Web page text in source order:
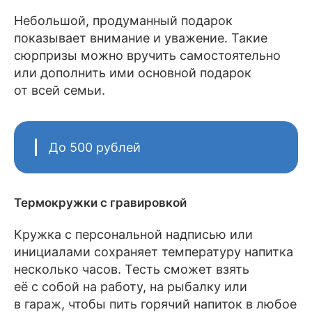
Небольшой, продуманный подарок
показывает внимание и уважение. Такие
сюрпризы можно вручить самостоятельно
или дополнить ими основной подарок
от всей семьи.
До 500 рублей
Термокружки с гравировкой
Кружка с персональной надписью или
инициалами сохраняет температуру напитка
несколько часов. Тесть сможет взять
её с собой на работу, на рыбалку или
в гараж, чтобы пить горячий напиток в любое